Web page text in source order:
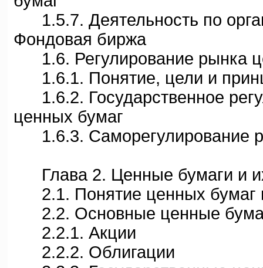
1.5.7. Деятельность по
Фондовая биржа
1.6. Регулирование рынка
1.6.1. Понятие, цели и
1.6.2. Государственное
ценных бумаг
1.6.3. Саморегулирование
Глава 2. Ценные бумаги и
2.1. Понятие ценных бумаг
2.2. Основные ценные
2.2.1. Акции
2.2.2. Облигации